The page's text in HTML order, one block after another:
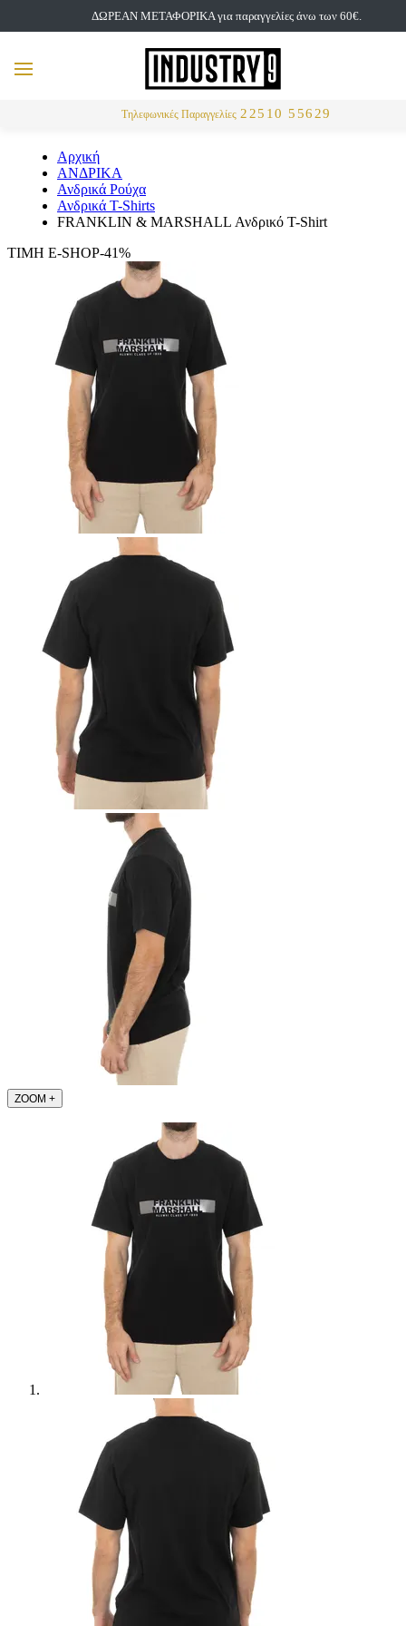
ΔΩΡΕΑΝ ΜΕΤΑΦΟΡΙΚΑ για παραγγελίες άνω των 60€.
Τηλεφωνικές Παραγγελίες 22510 55629
MENU
Αρχική
ΑΝΔΡΙΚΑ
Ανδρικά Ρούχα
Ανδρικά T-Shirts
FRANKLIN & MARSHALL Ανδρικό T-Shirt
ΤΙΜΗ E-SHOP-41%
ZOOM +